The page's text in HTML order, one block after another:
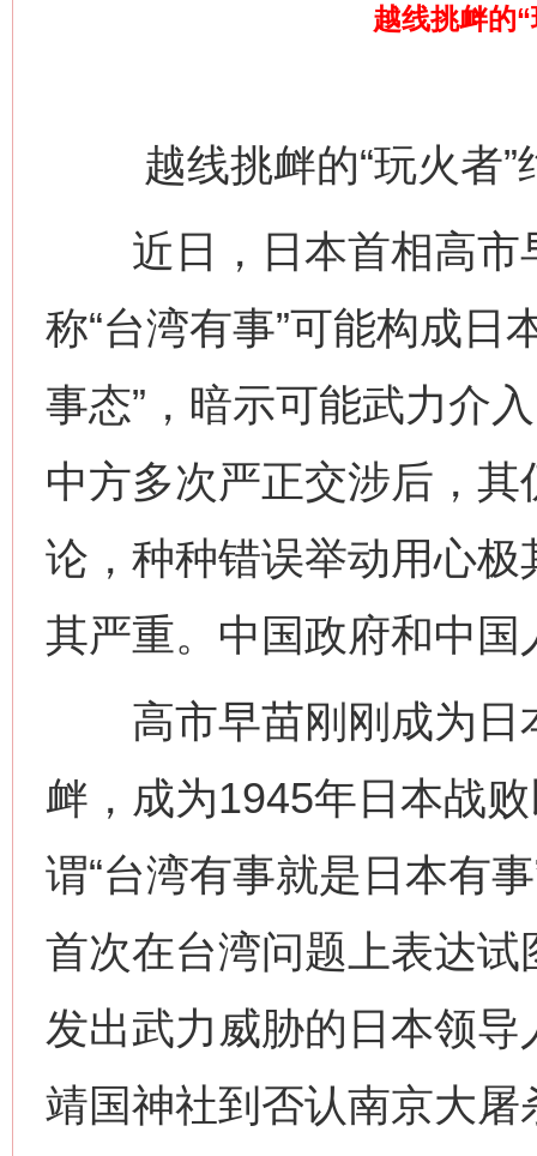
越线挑衅的
越线挑衅的“玩火者”
近日，日本首相高市
称“台湾有事”可能构成日
事态”，暗示可能武力介
中方多次严正交涉后，
论，种种错误举动用心
其严重。中国政府和中
高市早苗刚刚成为日
衅，成为1945年日本战
谓“台湾有事就是日本有
首次在台湾问题上表达
发出武力威胁的日本领
靖国神社到否认南京大屠